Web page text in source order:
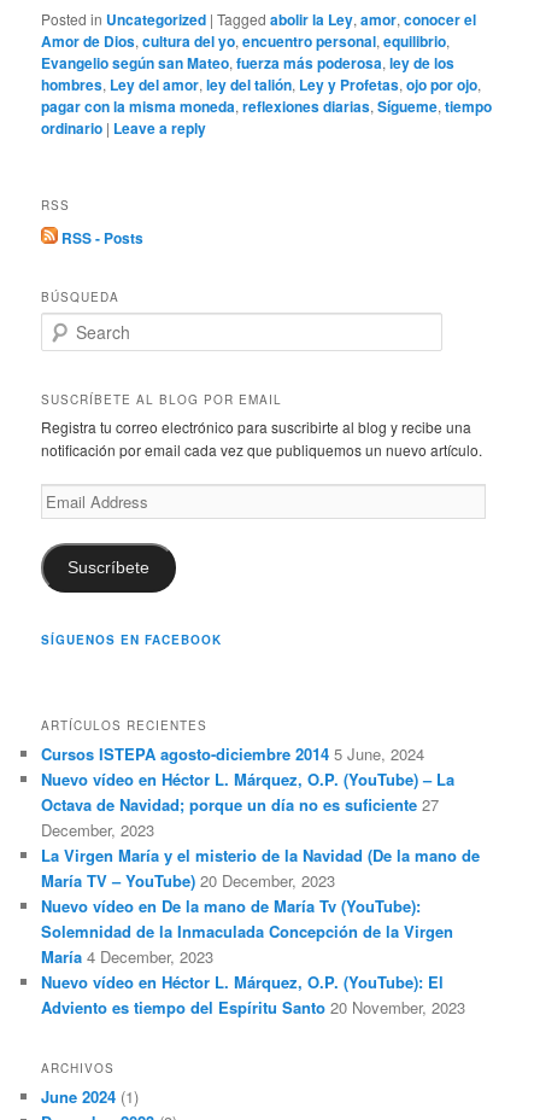
Posted in Uncategorized |Tagged abolir la Ley,amor,conocer el
Amor de Dios,cultura del yo,encuentro personal,equilibrio,
Evangelio según san Mateo,fuerza más poderosa,ley de los
hombres, Ley del amor,ley del talión, Ley y Profetas,ojo por ojo,
pagar con la misma moneda,reflexiones diarias,Sígueme,tiempo
ordinario | Leave a reply
RSS
RSS - Posts
BÚSQUEDA
e
r
h
SUSCRÍBETE AL BLOG POR EMAIL
Registra tu correo electrónico para suscribirte al blog y recibe una
notificación por email cada vez que publiquemos un nuevo artículo.
Email
Address
Suscríbete
SÍGUENOS EN FACEBOOK
ARTÍCULOS RECIENTES
Cursos ISTEPA agosto-diciembre 2014 5 June, 2024
Nuevo vídeo en Héctor L. Márquez, O.P. (YouTube) – La
Octava de Navidad; porque un día no es suficiente 27
December, 2023
La Virgen María y el misterio de la Navidad (De la mano de
María TV – YouTube) 20 December, 2023
Nuevo vídeo en De la mano de María Tv (YouTube):
Solemnidad de la Inmaculada Concepción de la Virgen
María 4 December, 2023
Nuevo vídeo en Héctor L. Márquez, O.P. (YouTube): El
Adviento es tiempo del Espíritu Santo 20 November, 2023
ARCHIVOS
June 2024 (1)